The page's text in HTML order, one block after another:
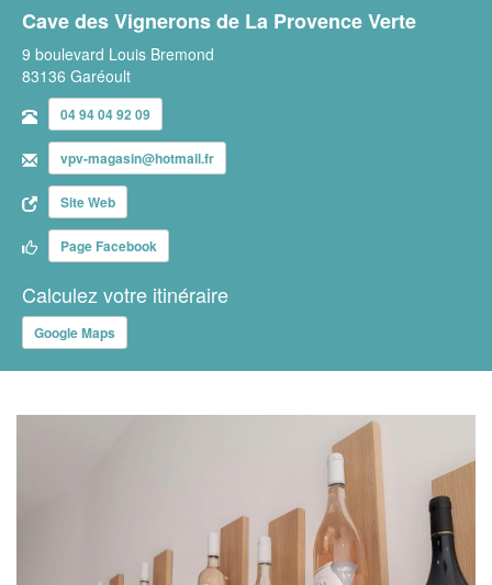
Cave des Vignerons de La Provence Verte
9 boulevard Louis Bremond
83136 Garéoult
04 94 04 92 09
vpv-magasin@hotmail.fr
Site Web
Page Facebook
Calculez votre itinéraire
Google Maps